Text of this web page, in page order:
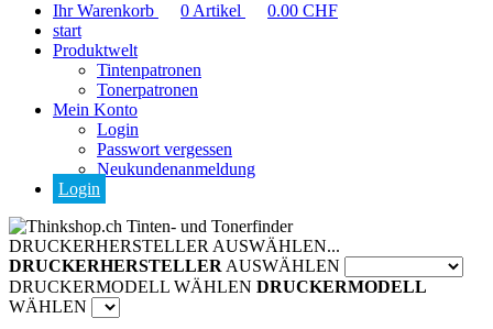
Ihr Warenkorb 0 Artikel 0.00 CHF
start
Produktwelt
Tintenpatronen
Tonerpatronen
Mein Konto
Login
Passwort vergessen
Neukundenanmeldung
Login
Tinten- und Tonerfinder
DRUCKERHERSTELLER AUSWÄHLEN...
DRUCKERHERSTELLER AUSWÄHLEN
DRUCKERMODELL WÄHLEN DRUCKERMODELL
WÄHLEN